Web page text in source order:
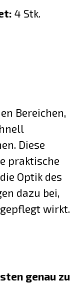
4 Stk.
Bereichen,
Diese
praktische
Optik des
dazu bei,
wirkt.
genau zu